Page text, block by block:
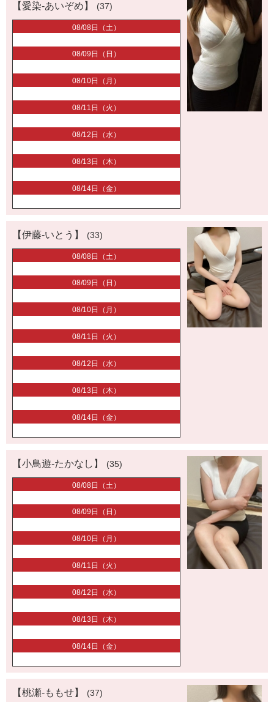
【愛染-あいぞめ】 (37)
08/08日（土）
08/09日（日）
08/10日（月）
08/11日（火）
08/12日（水）
08/13日（木）
08/14日（金）
【伊藤-いとう】 (33)
08/08日（土）
08/09日（日）
08/10日（月）
08/11日（火）
08/12日（水）
08/13日（木）
08/14日（金）
【小鳥遊-たかなし】 (35)
08/08日（土）
08/09日（日）
08/10日（月）
08/11日（火）
08/12日（水）
08/13日（木）
08/14日（金）
【桃瀬-ももせ】 (37)